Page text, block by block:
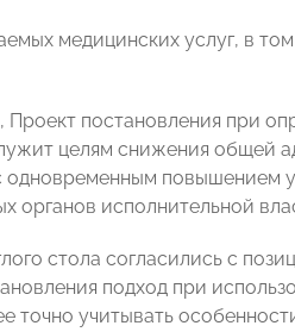
медицинских услуг, в
Проект постановления при
целям снижения общей
одновременным повышением
органов исполнительной
стола согласились с
подход при
точно учитывать